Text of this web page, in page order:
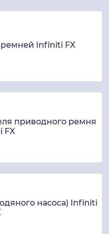
Infiniti FX
приводного ремня
FX
насоса) Infiniti